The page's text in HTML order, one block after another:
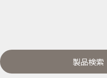
製品検索